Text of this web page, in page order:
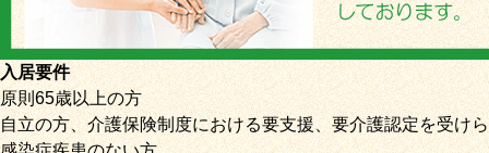
入居要件
原則65歳以上の方
自立の方、介護保険制度における要支援、要介護認定を受け